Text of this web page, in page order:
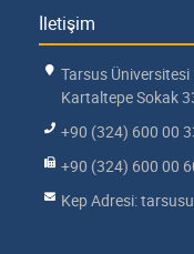
İletişim
Tarsus
Kartaltepe Sokak
+90 (324) 600 00
+90 (324) 600 00
Kep Adresi: